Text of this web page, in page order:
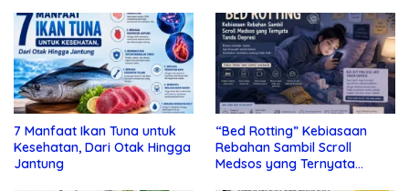
7 Manfaat Ikan Tuna untuk
Kesehatan, Dari Otak Hingga
Jantung
“Bed Rotting” Kebiasaan
Rebahan Sambil Scroll
Medsos yang Ternyata